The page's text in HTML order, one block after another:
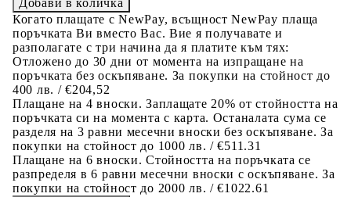
Когато плащате с NewPay, всъщност NewPay плаща
поръчката Ви вместо Вас. Вие я получавате и
разполагате с три начина да я платите към тях:
Отложено до 30 дни от момента на изпращане на
поръчката без оскъпяване. За покупки на стойност до
400 лв. / €204,52
Плащане на 4 вноски. Заплащате 20% от стойността на
поръчката си на момента с карта. Останалата сума се
разделя на 3 равни месечни вноски без оскъпяване. За
покупки на стойност до 1000 лв. / €511.31
Плащане на 6 вноски. Стойността на поръчката се
разпределя в 6 равни месечни вноски с оскъпяване. За
покупки на стойност до 2000 лв. / €1022.61